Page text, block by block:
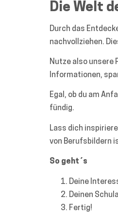
Die Welt
Durch das
nachvollziehen.
Nutze also unsere
Informationen,
Egal, ob du am
fündig.
Lass dich
von Berufsbildern
So geht´s
Deine
Deinen
Fertig!